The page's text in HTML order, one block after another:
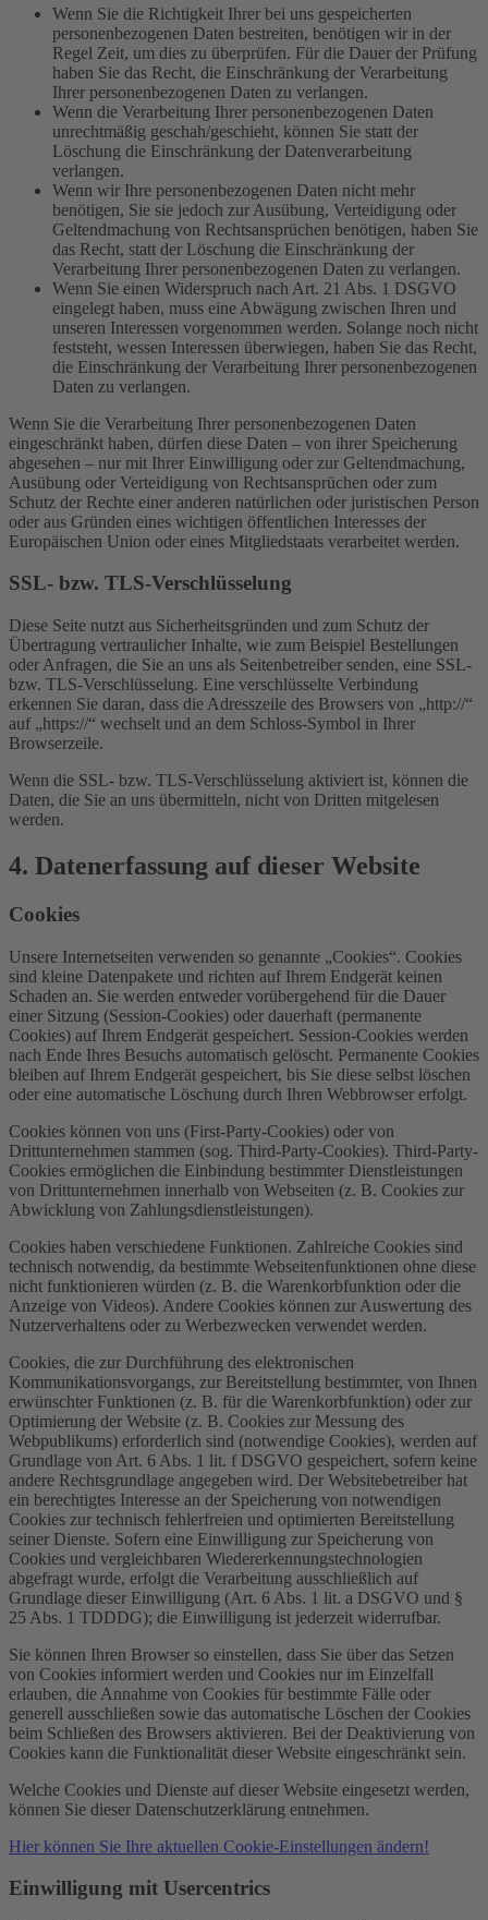
Wenn Sie die Richtigkeit Ihrer bei uns gespeicherten
personenbezogenen Daten bestreiten, benötigen wir in der
Regel Zeit, um dies zu überprüfen. Für die Dauer der Prüfung
haben Sie das Recht, die Einschränkung der Verarbeitung
Ihrer personenbezogenen Daten zu verlangen.
Wenn die Verarbeitung Ihrer personenbezogenen Daten
unrechtmäßig geschah/geschieht, können Sie statt der
Löschung die Einschränkung der Datenverarbeitung
verlangen.
Wenn wir Ihre personenbezogenen Daten nicht mehr
benötigen, Sie sie jedoch zur Ausübung, Verteidigung oder
Geltendmachung von Rechtsansprüchen benötigen, haben Sie
das Recht, statt der Löschung die Einschränkung der
Verarbeitung Ihrer personenbezogenen Daten zu verlangen.
Wenn Sie einen Widerspruch nach Art. 21 Abs. 1 DSGVO
eingelegt haben, muss eine Abwägung zwischen Ihren und
unseren Interessen vorgenommen werden. Solange noch nicht
feststeht, wessen Interessen überwiegen, haben Sie das Recht,
die Einschränkung der Verarbeitung Ihrer personenbezogenen
Daten zu verlangen.
Wenn Sie die Verarbeitung Ihrer personenbezogenen Daten
eingeschränkt haben, dürfen diese Daten – von ihrer Speicherung
abgesehen – nur mit Ihrer Einwilligung oder zur Geltendmachung,
Ausübung oder Verteidigung von Rechtsansprüchen oder zum
Schutz der Rechte einer anderen natürlichen oder juristischen Person
oder aus Gründen eines wichtigen öffentlichen Interesses der
Europäischen Union oder eines Mitgliedstaats verarbeitet werden.
SSL- bzw. TLS-Verschlüsselung
Diese Seite nutzt aus Sicherheitsgründen und zum Schutz der
Übertragung vertraulicher Inhalte, wie zum Beispiel Bestellungen
oder Anfragen, die Sie an uns als Seitenbetreiber senden, eine SSL-
bzw. TLS-Verschlüsselung. Eine verschlüsselte Verbindung
erkennen Sie daran, dass die Adresszeile des Browsers von „http://“
auf „https://“ wechselt und an dem Schloss-Symbol in Ihrer
Browserzeile.
Wenn die SSL- bzw. TLS-Verschlüsselung aktiviert ist, können die
Daten, die Sie an uns übermitteln, nicht von Dritten mitgelesen
werden.
4. Datenerfassung auf dieser Website
Cookies
Unsere Internetseiten verwenden so genannte „Cookies“. Cookies
sind kleine Datenpakete und richten auf Ihrem Endgerät keinen
Schaden an. Sie werden entweder vorübergehend für die Dauer
einer Sitzung (Session-Cookies) oder dauerhaft (permanente
Cookies) auf Ihrem Endgerät gespeichert. Session-Cookies werden
nach Ende Ihres Besuchs automatisch gelöscht. Permanente Cookies
bleiben auf Ihrem Endgerät gespeichert, bis Sie diese selbst löschen
oder eine automatische Löschung durch Ihren Webbrowser erfolgt.
Cookies können von uns (First-Party-Cookies) oder von
Drittunternehmen stammen (sog. Third-Party-Cookies). Third-Party-
Cookies ermöglichen die Einbindung bestimmter Dienstleistungen
von Drittunternehmen innerhalb von Webseiten (z. B. Cookies zur
Abwicklung von Zahlungsdienstleistungen).
Cookies haben verschiedene Funktionen. Zahlreiche Cookies sind
technisch notwendig, da bestimmte Webseitenfunktionen ohne diese
nicht funktionieren würden (z. B. die Warenkorbfunktion oder die
Anzeige von Videos). Andere Cookies können zur Auswertung des
Nutzerverhaltens oder zu Werbezwecken verwendet werden.
Cookies, die zur Durchführung des elektronischen
Kommunikationsvorgangs, zur Bereitstellung bestimmter, von Ihnen
erwünschter Funktionen (z. B. für die Warenkorbfunktion) oder zur
Optimierung der Website (z. B. Cookies zur Messung des
Webpublikums) erforderlich sind (notwendige Cookies), werden auf
Grundlage von Art. 6 Abs. 1 lit. f DSGVO gespeichert, sofern keine
andere Rechtsgrundlage angegeben wird. Der Websitebetreiber hat
ein berechtigtes Interesse an der Speicherung von notwendigen
Cookies zur technisch fehlerfreien und optimierten Bereitstellung
seiner Dienste. Sofern eine Einwilligung zur Speicherung von
Cookies und vergleichbaren Wiedererkennungstechnologien
abgefragt wurde, erfolgt die Verarbeitung ausschließlich auf
Grundlage dieser Einwilligung (Art. 6 Abs. 1 lit. a DSGVO und §
25 Abs. 1 TDDDG); die Einwilligung ist jederzeit widerrufbar.
Sie können Ihren Browser so einstellen, dass Sie über das Setzen
von Cookies informiert werden und Cookies nur im Einzelfall
erlauben, die Annahme von Cookies für bestimmte Fälle oder
generell ausschließen sowie das automatische Löschen der Cookies
beim Schließen des Browsers aktivieren. Bei der Deaktivierung von
Cookies kann die Funktionalität dieser Website eingeschränkt sein.
Welche Cookies und Dienste auf dieser Website eingesetzt werden,
können Sie dieser Datenschutzerklärung entnehmen.
Hier können Sie Ihre aktuellen Cookie-Einstellungen ändern!
Einwilligung mit Usercentrics